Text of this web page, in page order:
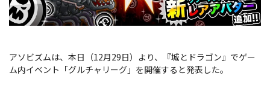
アソビズムは、本日（12月29日）より、『城とドラゴン』でゲー
ム内イベント「グルチャリーグ」を開催すると発表した。